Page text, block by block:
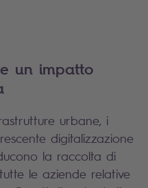
un impatto
urbane, i
digitalizzazione
la raccolta di
le aziende relative